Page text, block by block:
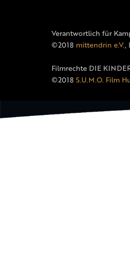
Verantwortlich für
©2018 mittendrin e.V.,
Filmrechte DIE
©2018 S.U.M.O. Film